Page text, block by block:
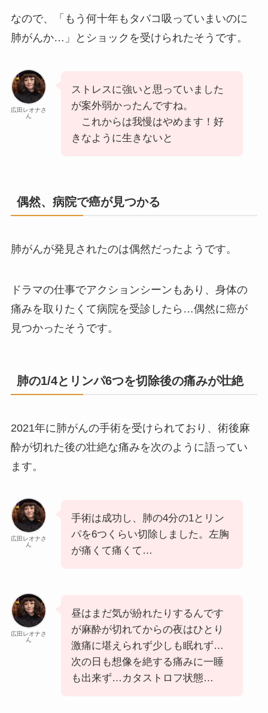
なので、「もう何十年もタバコ吸っていまいのに
肺がんか…」とショックを受けられたそうです。
広田レオナさ
ん
ストレスに強いと思っていました
が案外弱かったんですね。
これからは我慢はやめます！好
きなように生きないと
偶然、病院で癌が見つかる
肺がんが発見されたのは偶然だったようです。
ドラマの仕事でアクションシーンもあり、身体の
痛みを取りたくて病院を受診したら…偶然に癌が
見つかったそうです。
肺の1/4とリンパ6つを切除後の痛みが壮絶
2021年に肺がんの手術を受けられており、術後麻
酔が切れた後の壮絶な痛みを次のように語ってい
ます。
広田レオナさ
ん
手術は成功し、肺の4分の1とリン
パを6つくらい切除しました。左胸
が痛くて痛くて…
広田レオナさ
ん
昼はまだ気が紛れたりするんです
が麻酔が切れてからの夜はひとり
激痛に堪えられず少しも眠れず…
次の日も想像を絶する痛みに一睡
も出来ず…カタストロフ状態…